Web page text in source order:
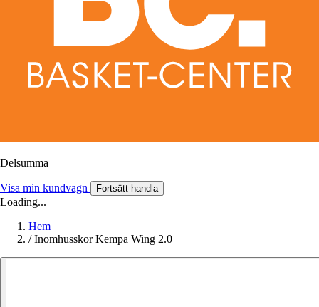
Delsumma
Visa min kundvagn Fortsätt handla
Loading...
Hem
/ Inomhusskor Kempa Wing 2.0